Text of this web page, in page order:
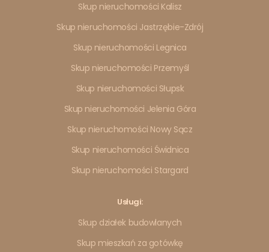
Skup nieruchomości Kalisz
Skup nieruchomości Jastrzębie-Zdrój
Skup nieruchomości Legnica
Skup nieruchomości Przemyśl
Skup nieruchomości Słupsk
Skup nieruchomości Jelenia Góra
Skup nieruchomości Nowy Sącz
Skup nieruchomości Świdnica
Skup nieruchomości Stargard
Usługi:
Skup działek budowlanych
Skup mieszkań za gotówkę